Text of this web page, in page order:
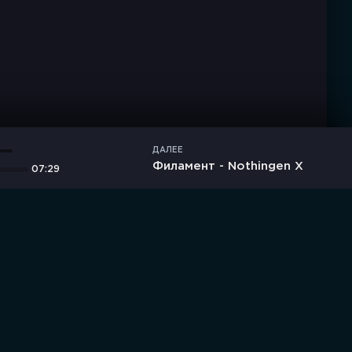
07:29
ДАЛЕЕ
Филамент - Nothingen X